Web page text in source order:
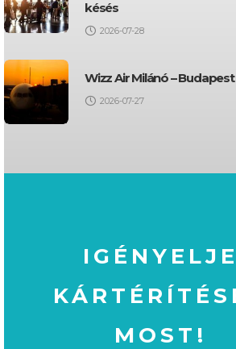
késés
2026-07-28
Wizz Air Milánó –
2026-07-27
IGÉNYELJE
MOST!